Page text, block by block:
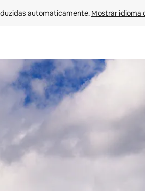
automaticamente. Mostrar idioma